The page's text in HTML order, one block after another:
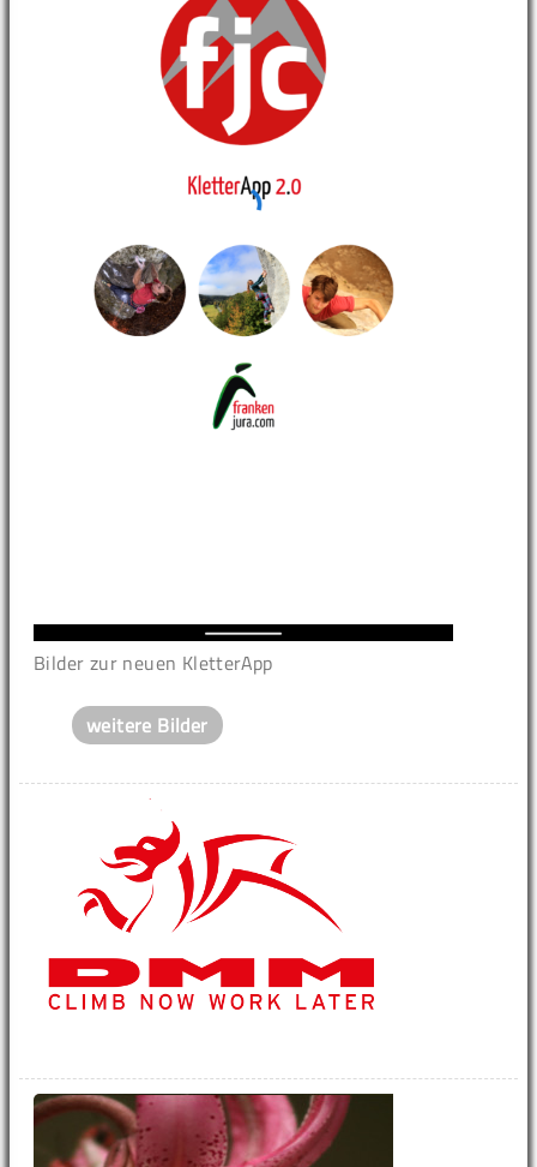
Bilder zur neuen KletterApp
weitere Bilder